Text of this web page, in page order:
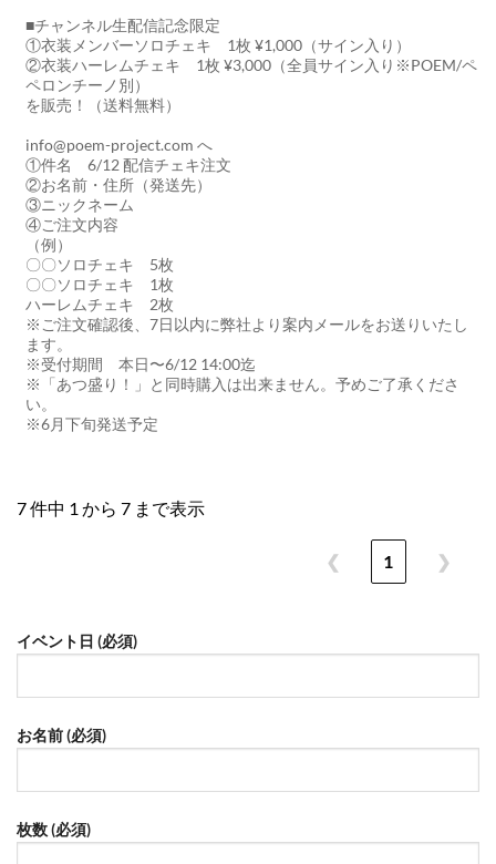
■チャンネル生配信記念限定
①衣装メンバーソロチェキ 1枚 ¥1,000（サイン入り）
②衣装ハーレムチェキ 1枚 ¥3,000（全員サイン入り※POEM/ペ
ペロンチーノ別）
を販売！（送料無料）
info@poem-project.com へ
①件名 6/12 配信チェキ注文
②お名前・住所（発送先）
③ニックネーム
④ご注文内容
（例）
〇〇ソロチェキ 5枚
〇〇ソロチェキ 1枚
ハーレムチェキ 2枚
※ご注文確認後、7日以内に弊社より案内メールをお送りいたし
ます。
※受付期間 本日〜6/12 14:00迄
※「あつ盛り！」と同時購入は出来ません。予めご了承くださ
い。
※6月下旬発送予定
7 件中 1 から 7 まで表示
❮ 1 ❯
イベント日 (必須)
お名前 (必須)
枚数 (必須)